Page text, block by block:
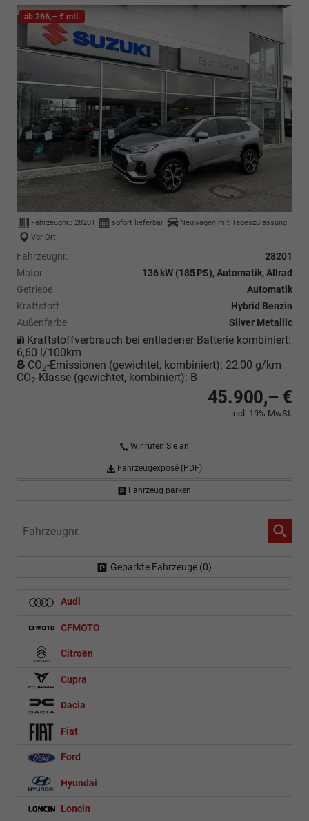
Fahrzeugnr.: 28201 sofort lieferbar
Neuwagen mit Tageszulassung
Vor Ort
Fahrzeugnr.
28201
Motor
136 kW (185 PS), Automatik, Allrad
Getriebe
Automatik
Kraftstoff
Hybrid Benzin
Außenfarbe
Silver Metallic
Kraftstoffverbrauch bei entladener Batterie kombiniert:
6,60 l/100km
CO2-Emissionen (gewichtet, kombiniert): 22,00 g/km
CO2-Klasse (gewichtet, kombiniert): B
ab 266,– € mtl.
45.900,– €
incl. 19% MwSt.
Wir rufen Sie an
Fahrzeugexposé (PDF)
Fahrzeug parken
Fahrzeugnr.
Geparkte Fahrzeuge (0)
Audi
CFMOTO
Citroën
Cupra
Dacia
Fiat
Ford
Hyundai
Loncin